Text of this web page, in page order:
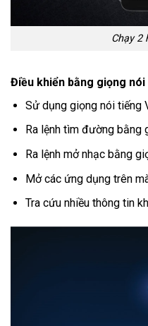
Chạy 2
Điều khiển bằng giọng nói
Sử dụng giọng nói tiếng
Ra lệnh tìm đường bằng
Ra lệnh mở nhạc bằng
Mở các ứng dụng trên
Tra cứu nhiều thông tin